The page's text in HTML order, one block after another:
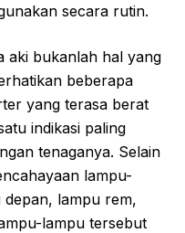
secara rutin.
aki bukanlah hal yang
beberapa
yang terasa berat
indikasi paling
tenaganya. Selain
lampu-
lampu rem,
lampu tersebut